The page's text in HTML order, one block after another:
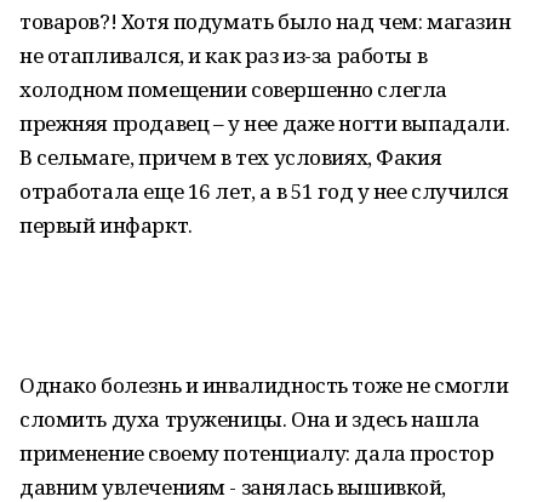
товаров?! Хотя подумать было над чем: магазин
не отапливался, и как раз из-за работы в
холодном помещении совершенно слегла
прежняя продавец – у нее даже ногти выпадали.
В сельмаге, причем в тех условиях, Факия
отработала еще 16 лет, а в 51 год у нее случился
первый инфаркт.
Однако болезнь и инвалидность тоже не смогли
сломить духа труженицы. Она и здесь нашла
применение своему потенциалу: дала простор
давним увлечениям - занялась вышивкой,